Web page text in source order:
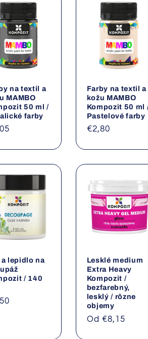
na textil a
MAMBO
50 ml /
farby
Farby na textil a
kožu MAMBO
Kompozit 50 ml
Pastelové farby
Normálna
€2,80
a lepidlo na
/ 140
Lesklé medium
Extra Heavy
Kompozit /
bezfarebný,
lesklý / rôzne
objemy
Normálna
Od €8,15